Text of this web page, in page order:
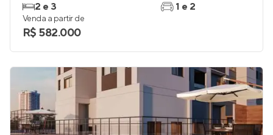
2 e 3
1 e 2
Venda a partir de
R$ 582.000